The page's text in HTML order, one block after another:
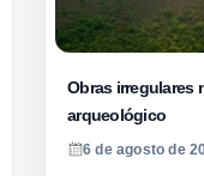
Obras irregulares
arqueológico
6 de agosto de